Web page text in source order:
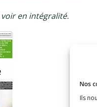
Nos
Ils
en intégralité.